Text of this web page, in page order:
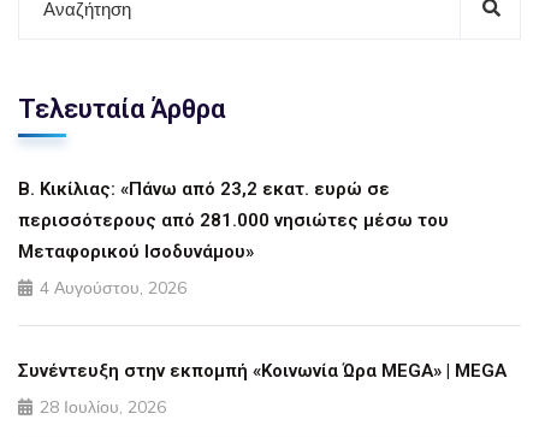
Τελευταία Άρθρα
Β. Κικίλιας: «Πάνω από 23,2 εκατ. ευρώ σε
περισσότερους από 281.000 νησιώτες μέσω του
Μεταφορικού Ισοδυνάμου»
4 Αυγούστου, 2026
Συνέντευξη στην εκπομπή «Κοινωνία Ώρα MEGA» | MEGA
28 Ιουλίου, 2026